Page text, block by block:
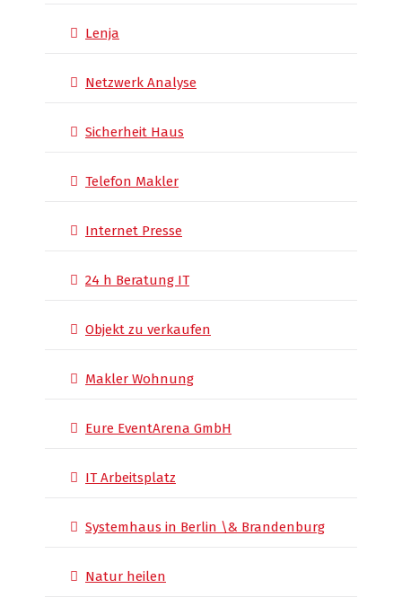
Lenja
Netzwerk Analyse
Sicherheit Haus
Telefon Makler
Internet Presse
24 h Beratung IT
Objekt zu verkaufen
Makler Wohnung
Eure EventArena GmbH
IT Arbeitsplatz
Systemhaus in Berlin \& Brandenburg
Natur heilen